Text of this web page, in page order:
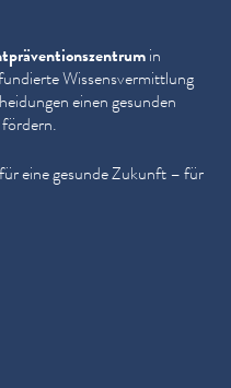
in
Wis­sensver­mit­tlung
einen gesunden
eine gesunde Zukunft – für